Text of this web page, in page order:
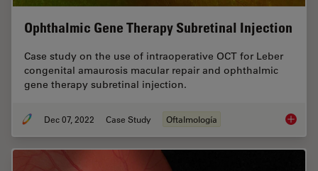
Ophthalmic Gene Therapy Subretinal Injection
Case study on the use of intraoperative OCT for Leber
congenital amaurosis macular repair and ophthalmic
gene therapy subretinal injection.
Dec 07, 2022 Case Study Oftalmología